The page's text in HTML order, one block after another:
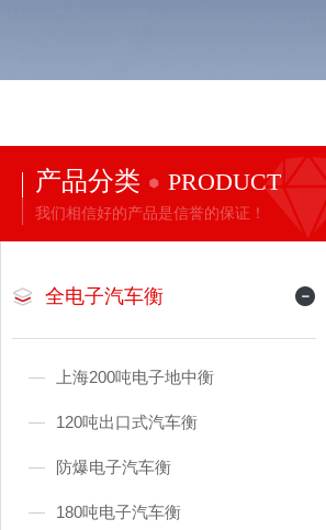
产品分类 PRODUCT
我们相信好的产品是信誉的保证！
全电子汽车衡
上海200吨电子地中衡
120吨出口式汽车衡
防爆电子汽车衡
180吨电子汽车衡